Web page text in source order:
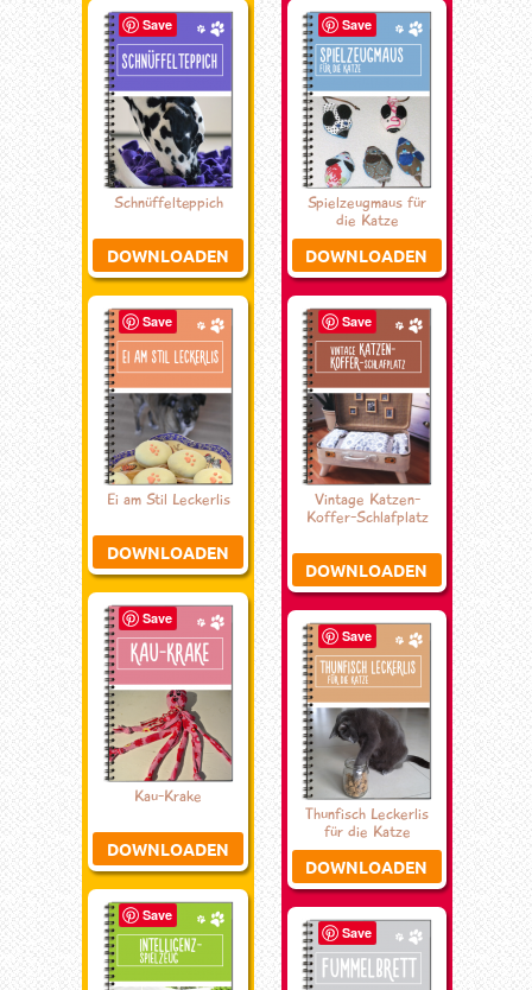
Save
Schnüffelteppich
DOWNLOADEN
Save
Ei am Stil Leckerlis
DOWNLOADEN
Save
Kau-Krake
DOWNLOADEN
Save
Save
Spielzeugmaus für
die Katze
DOWNLOADEN
Save
Vintage Katzen-
Koffer-Schlafplatz
DOWNLOADEN
Save
Thunfisch Leckerlis
für die Katze
DOWNLOADEN
Save